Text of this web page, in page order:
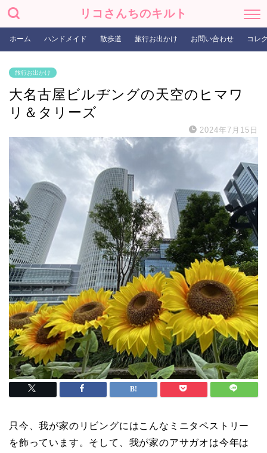
リコさんちのキルト
ホーム ハンドメイド 散歩道 旅行お出かけ お問い合わせ コレ
旅行お出かけ
大名古屋ビルヂングの天空のヒマワ
リ＆タリーズ
2024年7月15日
只今、我が家のリビングにはこんなミニタペストリー
を飾っています。そして、我が家のアサガオは今年は